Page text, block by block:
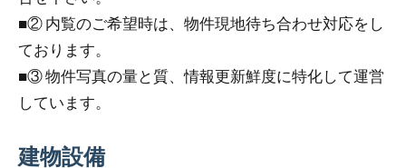
■② 内覧のご希望時は、物件現地待ち合わせ対応をし
ております。
■③ 物件写真の量と質、情報更新鮮度に特化して運営
しています。
建物設備